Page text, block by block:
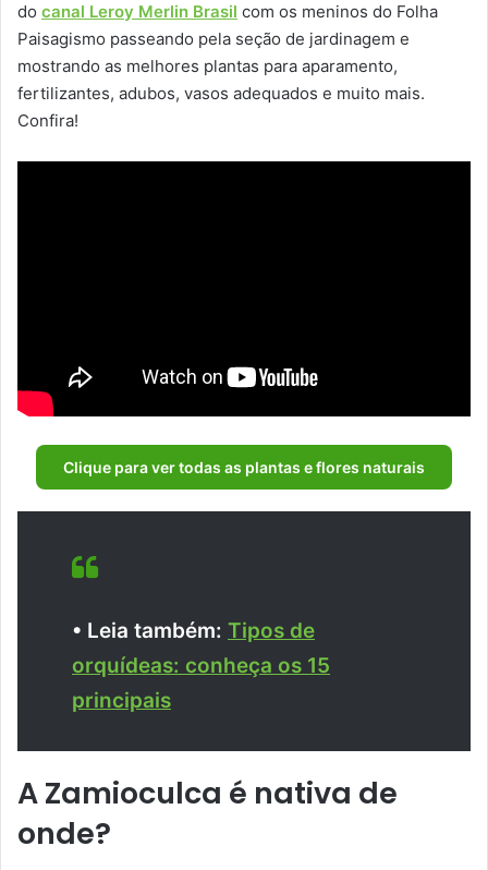
do canal Leroy Merlin Brasil com os meninos do Folha
Paisagismo passeando pela seção de jardinagem e
mostrando as melhores plantas para aparamento,
fertilizantes, adubos, vasos adequados e muito mais.
Confira!
Clique para ver todas as plantas e flores naturais
• Leia também: Tipos de
orquídeas: conheça os 15
principais
A Zamioculca é nativa de
onde?